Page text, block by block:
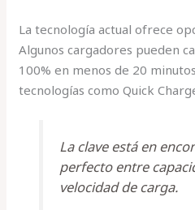
La tecnología actual ofrece
Algunos cargadores pueden
100% en menos de 20
tecnologías como Quick
La clave está en
perfecto entre
velocidad de carga.